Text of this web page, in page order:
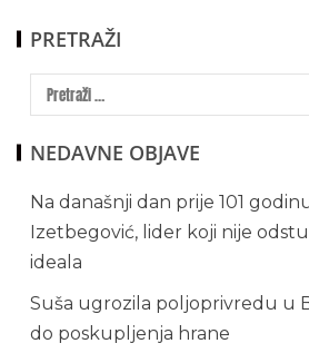
PRETRAŽI
NEDAVNE OBJAVE
Na današnji dan prije 101
Izetbegović, lider koji nije
ideala
Suša ugrozila poljoprivredu u
do poskupljenja hrane